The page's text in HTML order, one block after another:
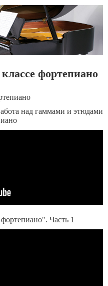
фортепиано
над гаммами и этюдами
Часть 1